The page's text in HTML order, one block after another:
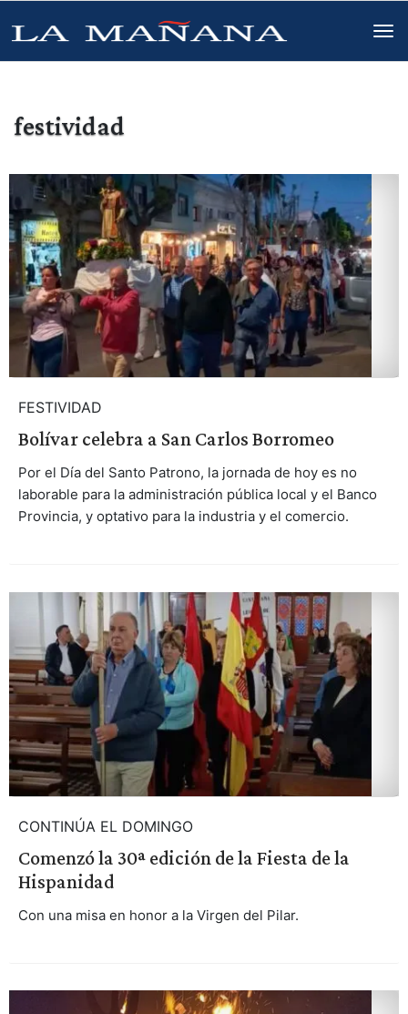
festividad
FESTIVIDAD
Bolívar celebra a San Carlos Borromeo
Por el Día del Santo Patrono, la jornada de hoy es no
laborable para la administración pública local y el Banco
Provincia, y optativo para la industria y el comercio.
CONTINÚA EL DOMINGO
Comenzó la 30ª edición de la Fiesta de la
Hispanidad
Con una misa en honor a la Virgen del Pilar.